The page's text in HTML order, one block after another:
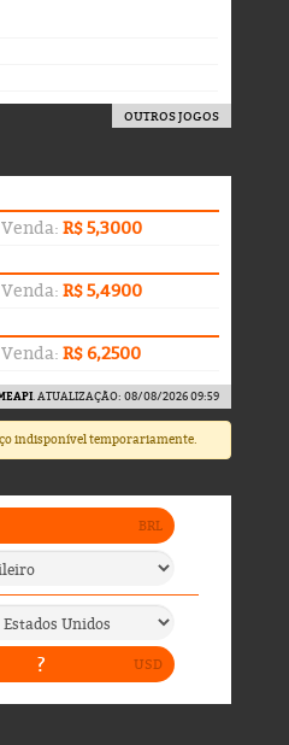
OUTROS JOGOS
Venda: R$ 5,3000
Venda: R$ 5,4900
Venda: R$ 6,2500
. ATUALIZAÇÃO: 08/08/2026 09:59
indisponível temporariamente.